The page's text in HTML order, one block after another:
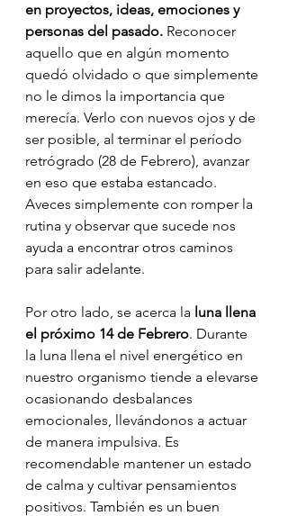
en proyectos, ideas, emociones y
personas del pasado. Reconocer
aquello que en algún momento
quedó olvidado o que simplemente
no le dimos la importancia que
merecía. Verlo con nuevos ojos y de
ser posible, al terminar el período
retrógrado (28 de Febrero), avanzar
en eso que estaba estancado.
Aveces simplemente con romper la
rutina y observar que sucede nos
ayuda a encontrar otros caminos
para salir adelante.
Por otro lado, se acerca la luna llena
el próximo 14 de Febrero. Durante
la luna llena el nivel energético en
nuestro organismo tiende a elevarse
ocasionando desbalances
emocionales, llevándonos a actuar
de manera impulsiva. Es
recomendable mantener un estado
de calma y cultivar pensamientos
positivos. También es un buen